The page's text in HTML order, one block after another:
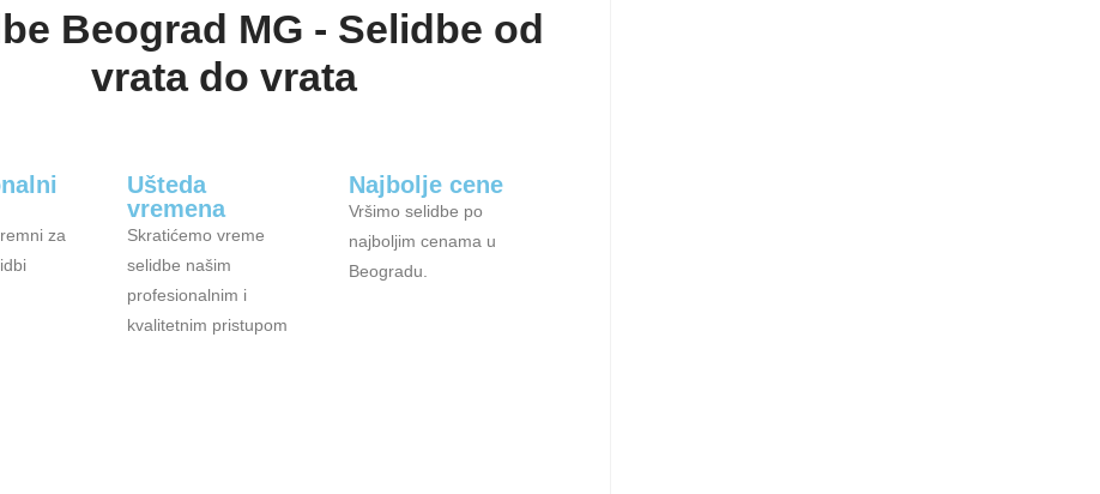
Beograd MG - Selidbe od
vrata do vrata
za
Ušteda
vremena
Skratićemo vreme
selidbe našim
profesionalnim i
kvalitetnim pristupom
Najbolje cene
Vršimo selidbe po
najboljim cenama u
Beogradu.